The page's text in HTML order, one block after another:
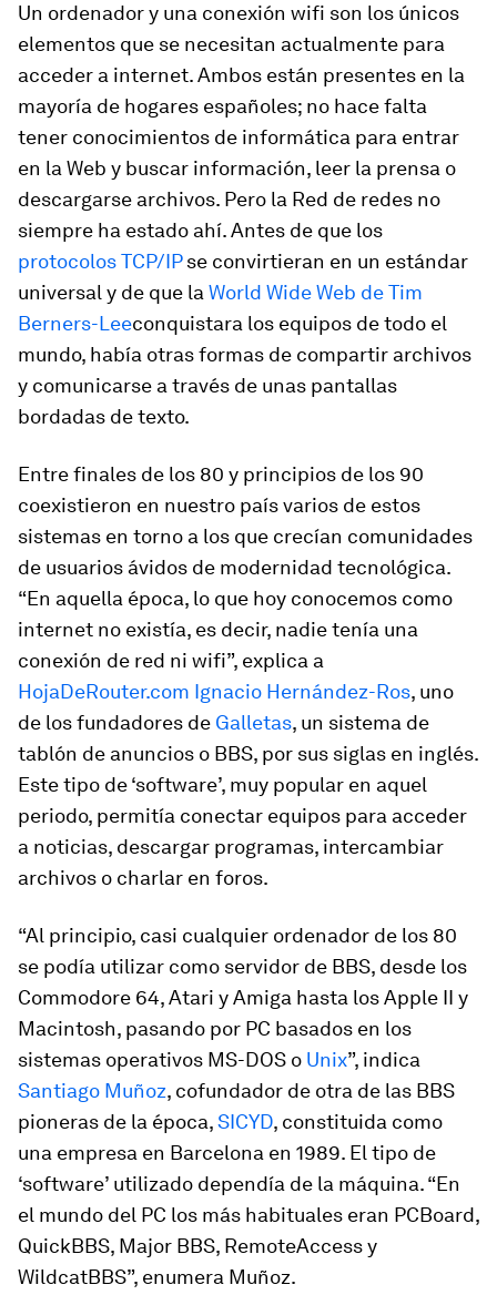
Un ordenador y una conexión wifi son los únicos
elementos que se necesitan actualmente para
acceder a internet. Ambos están presentes en la
mayoría de hogares españoles; no hace falta
tener conocimientos de informática para entrar
en la Web y buscar información, leer la prensa o
descargarse archivos. Pero la Red de redes no
siempre ha estado ahí. Antes de que los
protocolos TCP/IPse convirtieran en un estándar
universal y de que la World Wide Web de Tim
Berners-Leeconquistara los equipos de todo el
mundo, había otras formas de compartir archivos
y comunicarse a través de unas pantallas
bordadas de texto.
Entre finales de los 80 y principios de los 90
coexistieron en nuestro país varios de estos
sistemas en torno a los que crecían comunidades
de usuarios ávidos de modernidad tecnológica.
“En aquella época, lo que hoy conocemos como
internet no existía, es decir, nadie tenía una
conexión de red ni wifi”, explica a
HojaDeRouter.com Ignacio Hernández-Ros, uno
de los fundadores de Galletas, un sistema de
tablón de anuncios o BBS, por sus siglas en inglés.
Este tipo de ‘software’, muy popular en aquel
periodo, permitía conectar equipos para acceder
a noticias, descargar programas, intercambiar
archivos o charlar en foros.
“Al principio, casi cualquier ordenador de los 80
se podía utilizar como servidor de BBS, desde los
Commodore 64, Atari y Amiga hasta los Apple II y
Macintosh, pasando por PC basados en los
sistemas operativos MS-DOS o Unix”, indica
Santiago Muñoz, cofundador de otra de las BBS
pioneras de la época,SICYD, constituida como
una empresa en Barcelona en 1989. El tipo de
‘software’ utilizado dependía de la máquina. “En
el mundo del PC los más habituales eran PCBoard,
QuickBBS, Major BBS, RemoteAccess y
WildcatBBS”, enumera Muñoz.